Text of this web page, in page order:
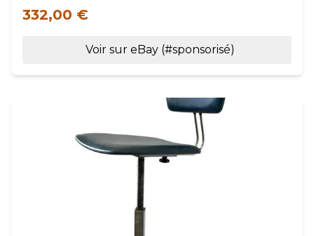
332,00 €
Voir sur eBay (#sponsorisé)